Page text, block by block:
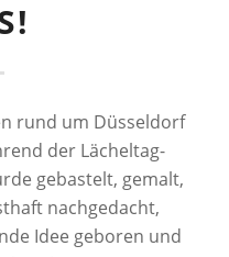
rund um Düsseldorf
der Lächeltag-
gebastelt, gemalt,
nachgedacht,
Idee geboren und